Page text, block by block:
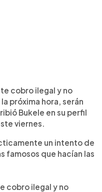
cobro ilegal y no
próxima hora, serán
Bukele en su perfil
viernes.
un intento de
famosos que hacían las
cobro ilegal y no